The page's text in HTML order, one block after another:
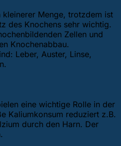
Menge, trotzdem ist
des Knochens sehr wichtig.
Zellen und
Knochenabbau.
Leber, Auster, Linse,
eine wichtige Rolle in der
Kaliumkonsum reduziert z.B.
durch den Harn. Der